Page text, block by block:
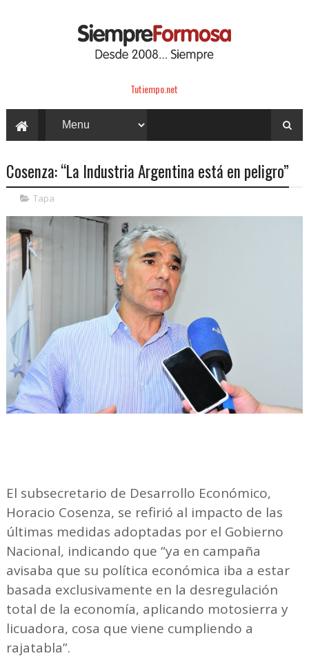
Tutiempo.net
Cosenza: “La Industria Argentina está en peligro”
Tapa
El subsecretario de Desarrollo Económico,
Horacio Cosenza, se refirió al impacto de las
últimas medidas adoptadas por el Gobierno
Nacional, indicando que “ya en campaña
avisaba que su política económica iba a estar
basada exclusivamente en la desregulación
total de la economía, aplicando motosierra y
licuadora, cosa que viene cumpliendo a
rajatabla”.